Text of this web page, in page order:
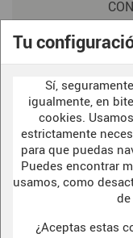
Tu
Sí,
igualmente, en
cookies.
estrictamente
para que puedas
Puedes encontrar
usamos, como
de
¿Aceptas estas